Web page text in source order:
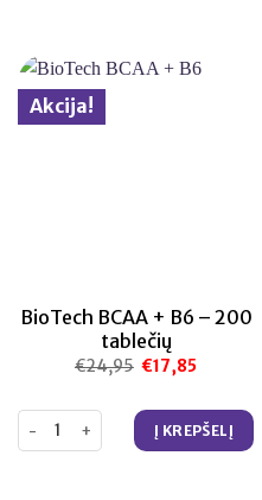
Akcija!
BioTech BCAA + B6 – 200
tablečių
€24,95 Original
price
€24,95.
€17,85
€17,85.
produkto kiekis: BioTech BCAA
Į KREPŠELĮ